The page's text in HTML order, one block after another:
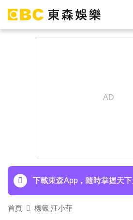
下載東森App，隨時掌握天下
首頁 標籤 汪小菲